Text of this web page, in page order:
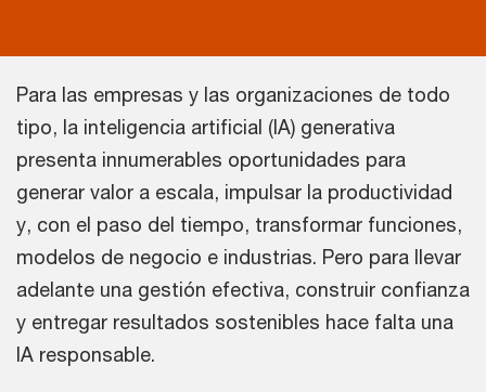
Para las empresas y las organizaciones de todo
tipo, la inteligencia artificial (IA) generativa
presenta innumerables oportunidades para
generar valor a escala, impulsar la productividad
y, con el paso del tiempo, transformar funciones,
modelos de negocio e industrias. Pero para llevar
adelante una gestión efectiva, construir confianza
y entregar resultados sostenibles hace falta una
IA responsable.